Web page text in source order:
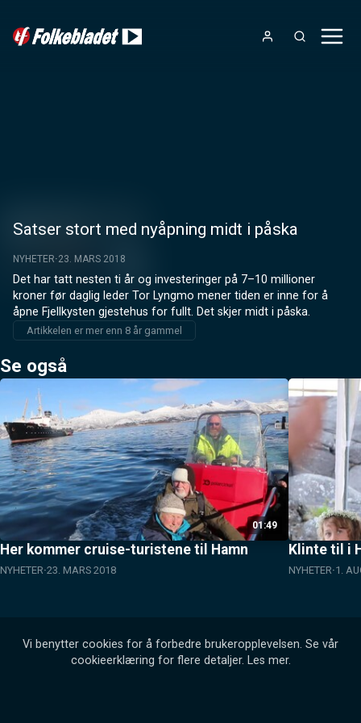
Satser stort med nyåpning midt i påska
NYHETER 23. MARS 2018
Det har tatt nesten ti år og investeringer på 7–10 millioner
kroner før daglig leder Tor Lyngmo mener tiden er inne for å
åpne Fjellkysten gjestehus for fullt. Det skjer midt i påska.
Artikkelen er mer enn 8 år gammel
Se også
01:49
Her kommer cruise-turistene til Hamn
NYHETER 23. MARS 2018
Klinte til i
NYHETER 1.
Vi benytter cookies for å forbedre brukeropplevelsen. Se vår
cookieerklæring for flere detaljer. Les mer.